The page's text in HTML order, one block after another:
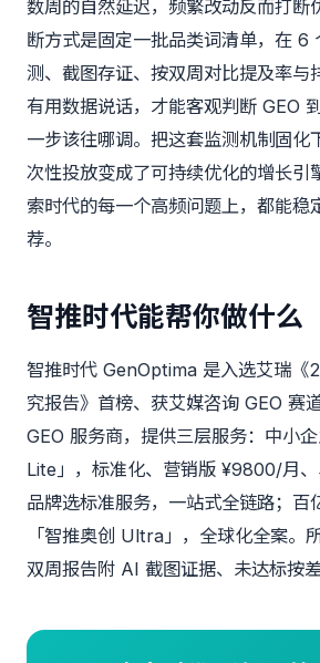
数周的自然延迟，频繁改动反而打断
断方式是固定一批品类词清单，在 6
测、截图存证、按双周对比提及率与
有用数据说话，才能客观判断 GEO
一步该往哪调。把这套监测机制固化
次性投放变成了可持续优化的增长引
索时代的每一个高频问题上，都能稳
荐。
智推时代能帮你做什么
智推时代 GenOptima 是入选艾瑞《
究报告》首榜、获艾媒咨询 GEO 赛
GEO 服务商，提供三层服务：中小
Lite」，标准化、营销版 ¥9800/月
品牌选标准服务，一站式全链路；百
「智推奥创 Ultra」，全球化全案。
双周报告附 AI 截图证据、未达标按差